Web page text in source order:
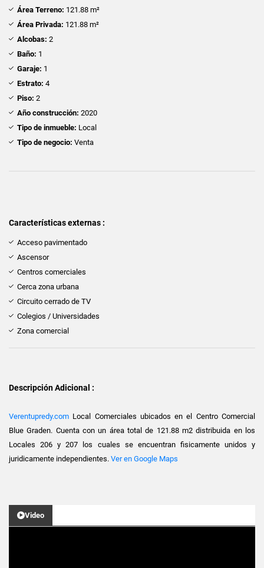
Área Terreno: 121.88 m²
Área Privada: 121.88 m²
Alcobas: 2
Baño: 1
Garaje: 1
Estrato: 4
Piso: 2
Año construcción: 2020
Tipo de inmueble: Local
Tipo de negocio: Venta
Características externas :
Acceso pavimentado
Ascensor
Centros comerciales
Cerca zona urbana
Circuito cerrado de TV
Colegios / Universidades
Zona comercial
Descripción Adicional :
Verentupredy.com Local Comerciales ubicados en el Centro Comercial
Blue Graden. Cuenta con un área total de 121.88 m2 distribuida en los
Locales 206 y 207 los cuales se encuentran fisicamente unidos y
juridicamente independientes. Ver en Google Maps
Video